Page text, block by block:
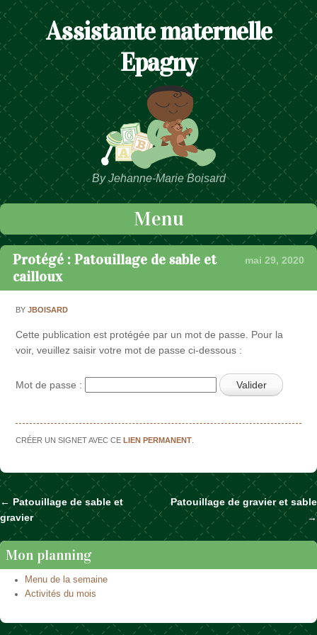
Assistante maternelle
Epagny
By Jehanne-Marie Boisard
Menu
Passer au contenu
Protégé : Patouillage de sable et
cailloux
mai 29, 2020
BYJBOISARD
Cette publication est protégée par un mot de passe. Pour la
voir, veuillez saisir votre mot de passe ci-dessous :
Mot de passe :
CRÉER UN SIGNET AVEC CELIEN PERMANENT
Naviguer dans les articles
← Patouillage de sable et
gravier
Patouillage de gravier et sable
→
Mon planning
Menu de la semaine
Activités du mois